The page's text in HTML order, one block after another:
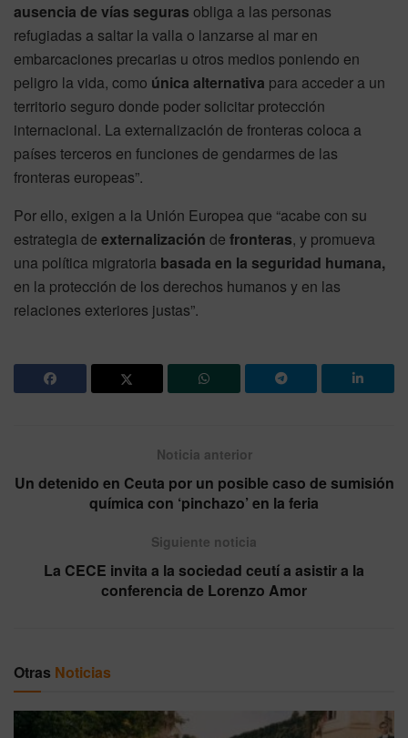
ausencia de vías seguras obliga a las personas
refugiadas a saltar la valla o lanzarse al mar en
embarcaciones precarias u otros medios poniendo en
peligro la vida, como única alternativa para acceder a un
territorio seguro donde poder solicitar protección
internacional. La externalización de fronteras coloca a
países terceros en funciones de gendarmes de las
fronteras europeas”.
Por ello, exigen a la Unión Europea que “acabe con su
estrategia de externalización de fronteras, y promueva
una política migratoria basada en la seguridad humana,
en la protección de los derechos humanos y en las
relaciones exteriores justas”.
Noticia anterior
Un detenido en Ceuta por un posible caso de sumisión
química con ‘pinchazo’ en la feria
Siguiente noticia
La CECE invita a la sociedad ceutí a asistir a la
conferencia de Lorenzo Amor
Otras Noticias